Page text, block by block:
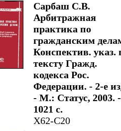
Сарбаш С.В.
Арбитражная
практика по
гражданским
Конспектив. указ.
тексту Гражд.
кодекса Рос.
Федерации. - 2-е
- М.: Статус, 2003. -
1021 с.
Х62-С20